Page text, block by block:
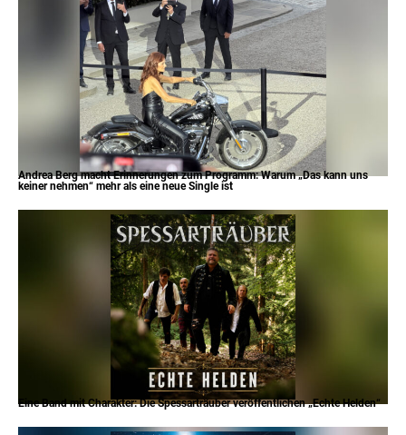
Andrea Berg macht Erinnerungen zum Programm: Warum „Das kann uns
keiner nehmen“ mehr als eine neue Single ist
Eine Band mit Charakter: Die Spessarträuber veröffentlichen „Echte Helden“